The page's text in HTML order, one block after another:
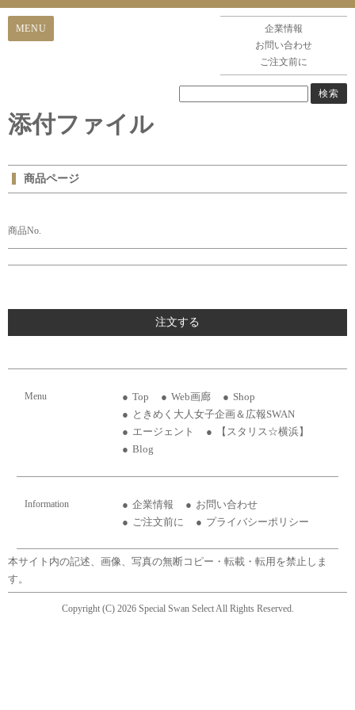
企業情報
お問い合わせ
ご注文前に
添付ファイル
商品ページ
商品No.
注文する
Menu Top Web画廊
Shop
ときめく大人女子企画＆広報SWAN
エージェント
【スタリス☆横浜】
Blog
Information 企業情報
お問い合わせ
ご注文前に
プライバシーポリシー
本サイト内の記述、画像、写真の無断コピー・転載・転用を禁止しま
す。
Copyright (C) 2026 Special Swan Select All Rights Reserved.